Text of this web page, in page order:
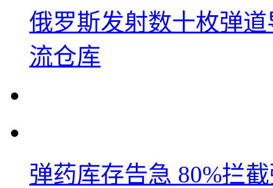
俄罗斯发射数十枚弹
流仓库
弹药库存告急 80%拦